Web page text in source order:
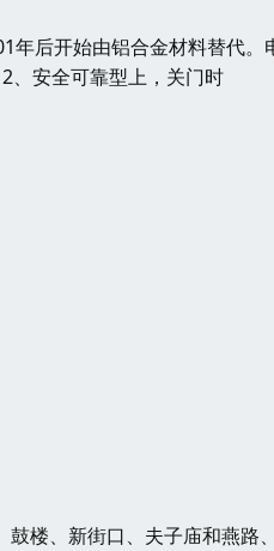
年后开始由铝合金材料替代。
、安全可靠型上，关门时
楼、新街口、夫子庙和燕路